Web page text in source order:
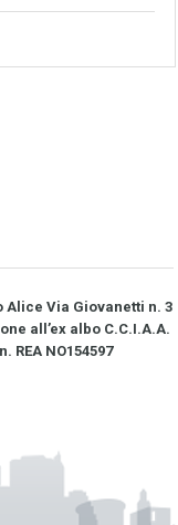
Via Giovanetti n. 3
all’ex albo C.C.I.A.A.
REA NO­154597